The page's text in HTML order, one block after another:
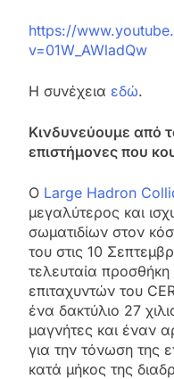
https://
v=01W_AWladQw
Η συνέχεια εδώ.
Κινδυνεύουμε από
επιστήμονες που
Ο Large Hadron
μεγαλύτερος και
σωματιδίων στον
του στις 10
τελευταία
επιταχυντών του
ένα δακτύλιο 27
μαγνήτες και έναν
για την τόνωση της
κατά μήκος της